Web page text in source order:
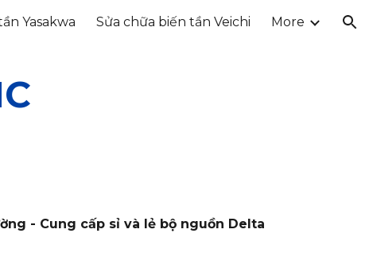
Yasakwa Sửa chữa biến tần Veichi More
- Cung cấp sỉ và lẻ bộ nguồn Delta